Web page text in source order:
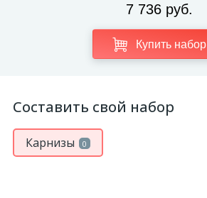
7 736 руб.
Купить набор
Составить свой набор
Карнизы 0